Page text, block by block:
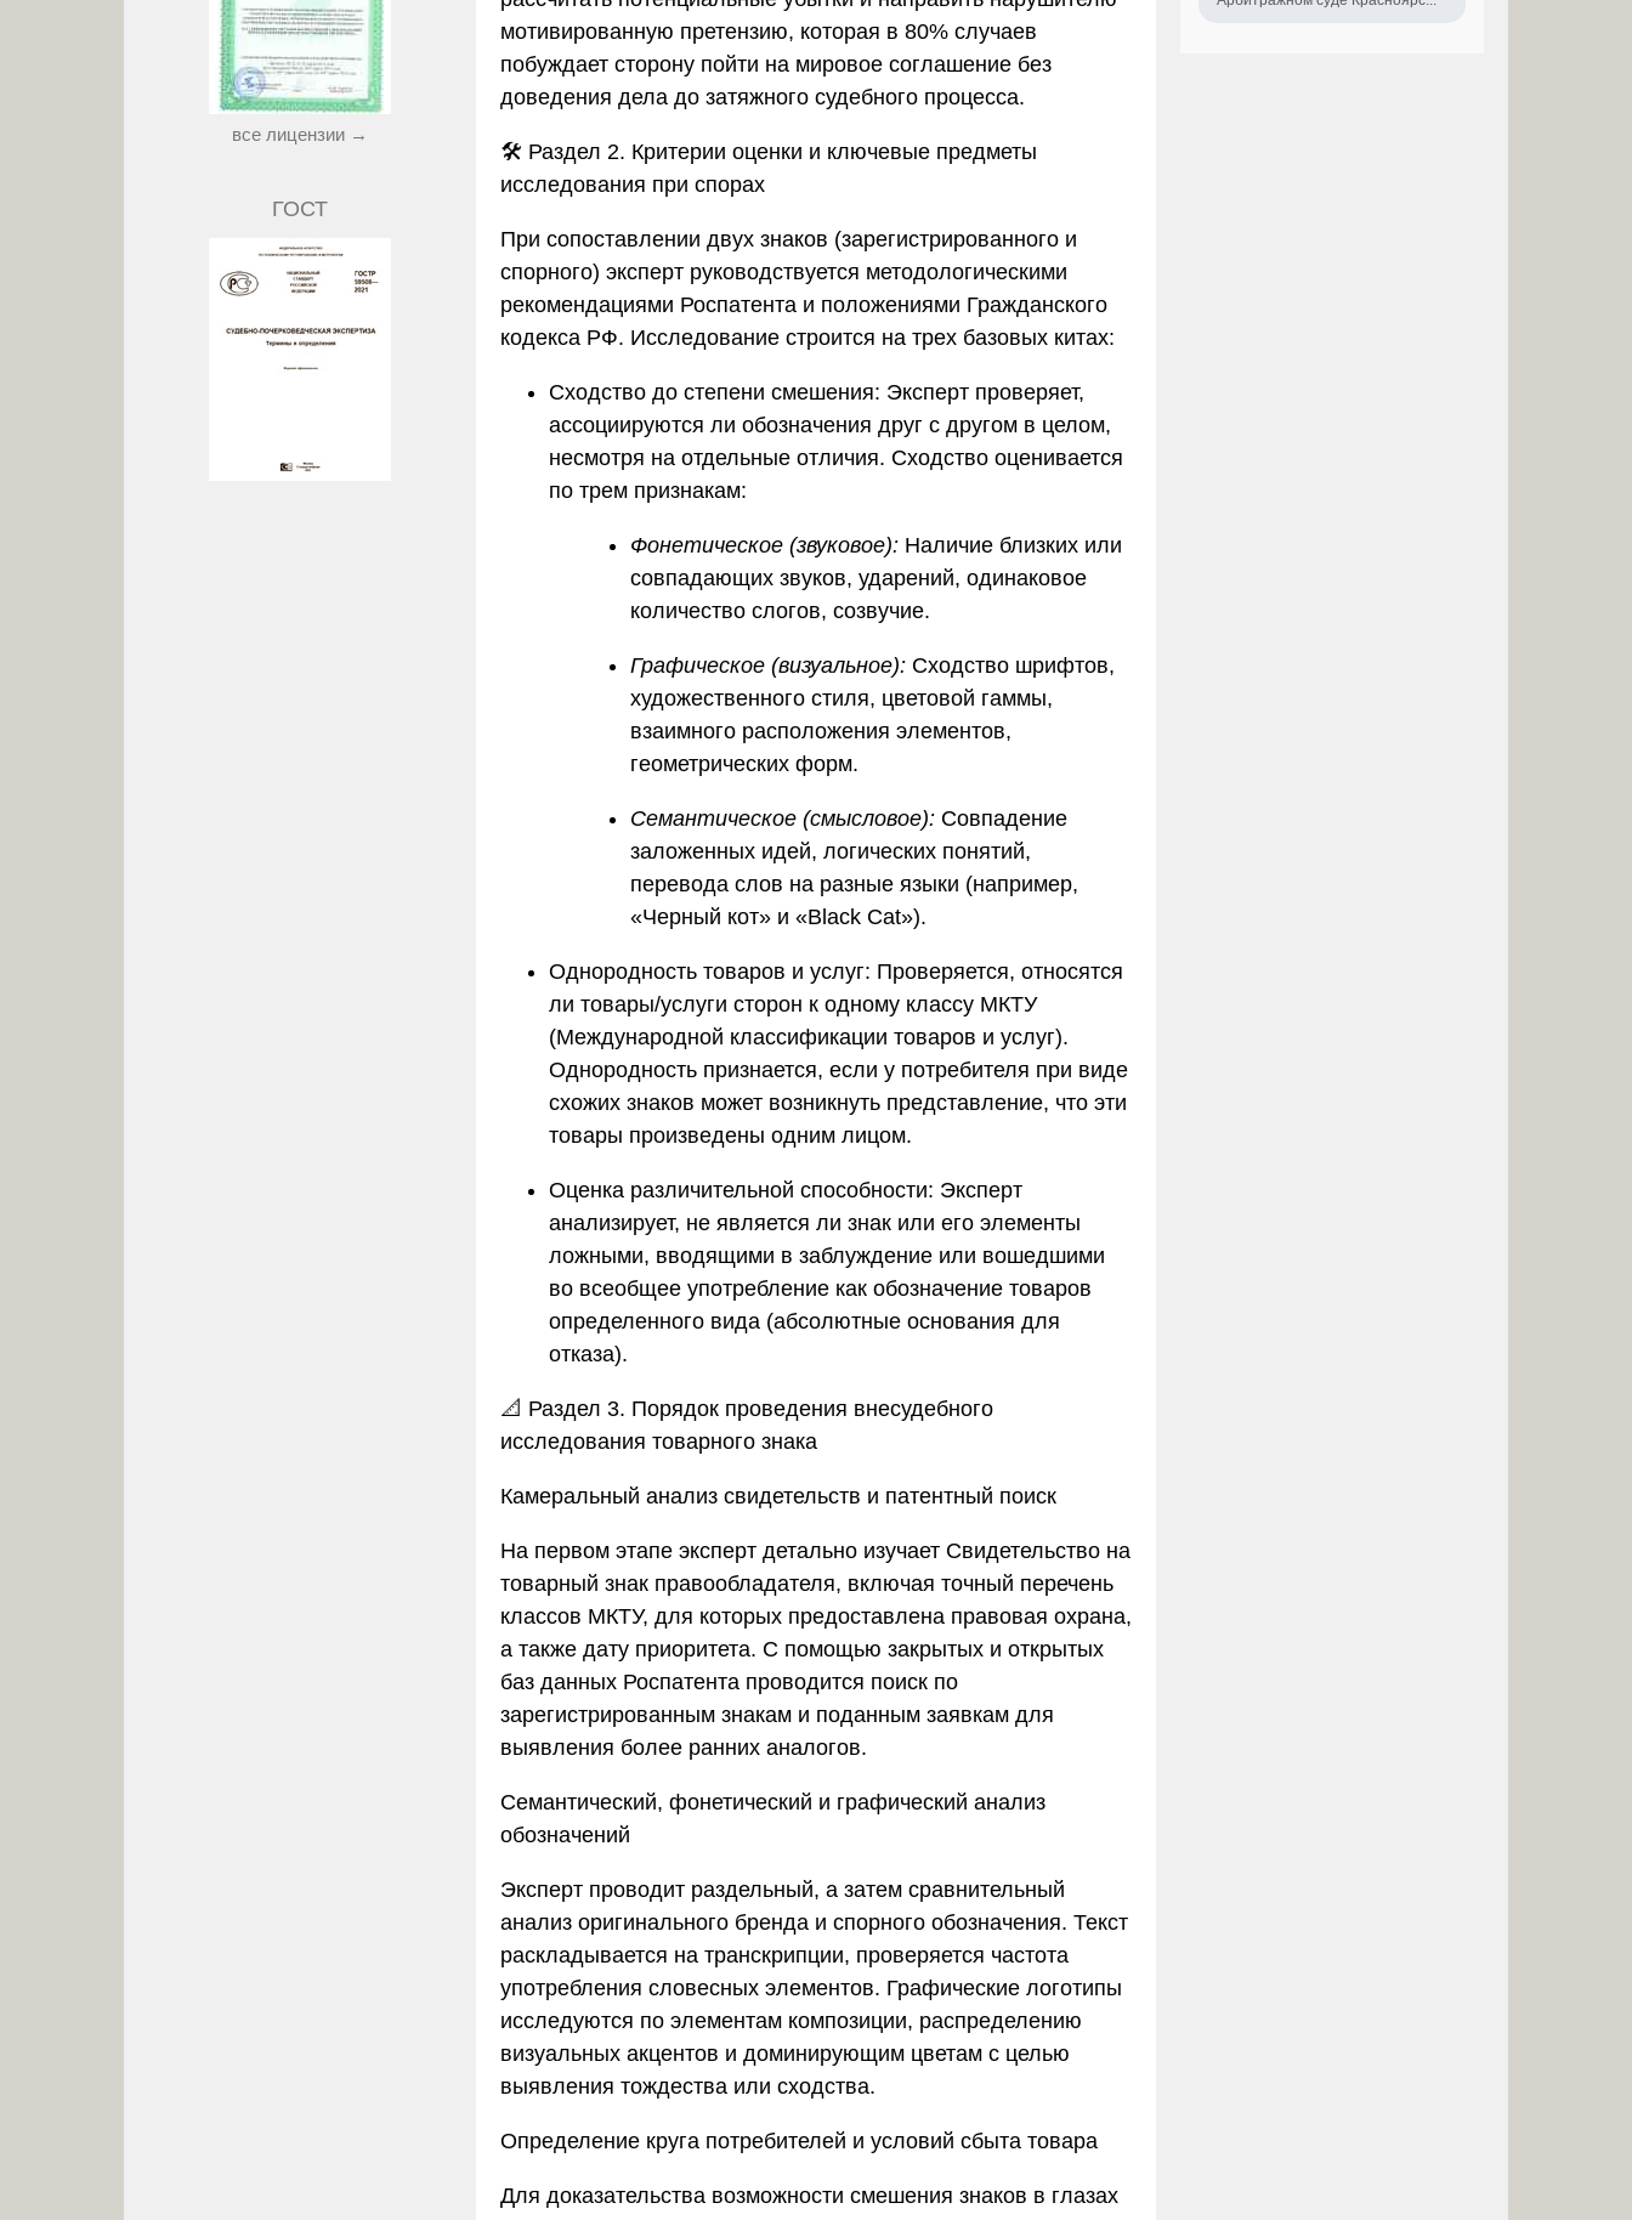
мотивированную претензию, которая в 80% случаев
побуждает сторону пойти на мировое соглашение без
доведения дела до затяжного судебного процесса.
🛠️ Раздел 2. Критерии оценки и ключевые предметы
исследования при спорах
При сопоставлении двух знаков (зарегистрированного и
спорного) эксперт руководствуется методологическими
рекомендациями Роспатента и положениями Гражданского
кодекса РФ. Исследование строится на трех базовых китах:
Сходство до степени смешения: Эксперт проверяет,
ассоциируются ли обозначения друг с другом в целом,
несмотря на отдельные отличия. Сходство оценивается
по трем признакам:
Фонетическое (звуковое): Наличие близких или
совпадающих звуков, ударений, одинаковое
количество слогов, созвучие.
Графическое (визуальное): Сходство шрифтов,
художественного стиля, цветовой гаммы,
взаимного расположения элементов,
геометрических форм.
Семантическое (смысловое): Совпадение
заложенных идей, логических понятий,
перевода слов на разные языки (например,
«Черный кот» и «Black Cat»).
Однородность товаров и услуг: Проверяется, относятся
ли товары/услуги сторон к одному классу МКТУ
(Международной классификации товаров и услуг).
Однородность признается, если у потребителя при виде
схожих знаков может возникнуть представление, что эти
товары произведены одним лицом.
Оценка различительной способности: Эксперт
анализирует, не является ли знак или его элементы
ложными, вводящими в заблуждение или вошедшими
во всеобщее употребление как обозначение товаров
определенного вида (абсолютные основания для
отказа).
📐 Раздел 3. Порядок проведения внесудебного
исследования товарного знака
Камеральный анализ свидетельств и патентный поиск
На первом этапе эксперт детально изучает Свидетельство на
товарный знак правообладателя, включая точный перечень
классов МКТУ, для которых предоставлена правовая охрана,
а также дату приоритета. С помощью закрытых и открытых
баз данных Роспатента проводится поиск по
зарегистрированным знакам и поданным заявкам для
выявления более ранних аналогов.
Семантический, фонетический и графический анализ
обозначений
Эксперт проводит раздельный, а затем сравнительный
анализ оригинального бренда и спорного обозначения. Текст
раскладывается на транскрипции, проверяется частота
употребления словесных элементов. Графические логотипы
исследуются по элементам композиции, распределению
визуальных акцентов и доминирующим цветам с целью
выявления тождества или сходства.
Определение круга потребителей и условий сбыта товара
Для доказательства возможности смешения знаков в глазах
все лицензии →
ГОСТ